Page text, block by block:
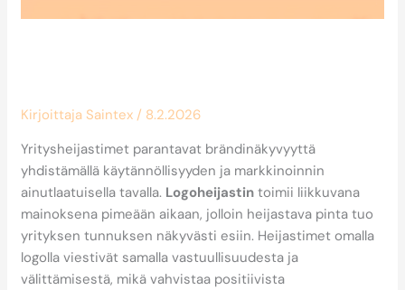
KirjoittajaSaintex / 8.2.2026
Yritysheijastimet parantavat brändinäkyvyyttä
yhdistämällä käytännöllisyyden ja markkinoinnin
ainutlaatuisella tavalla. Logoheijastin toimii liikkuvana
mainoksena pimeään aikaan, jolloin heijastava pinta tuo
yrityksen tunnuksen näkyvästi esiin. Heijastimet omalla
logolla viestivät samalla vastuullisuudesta ja
välittämisestä, mikä vahvistaa positiivista